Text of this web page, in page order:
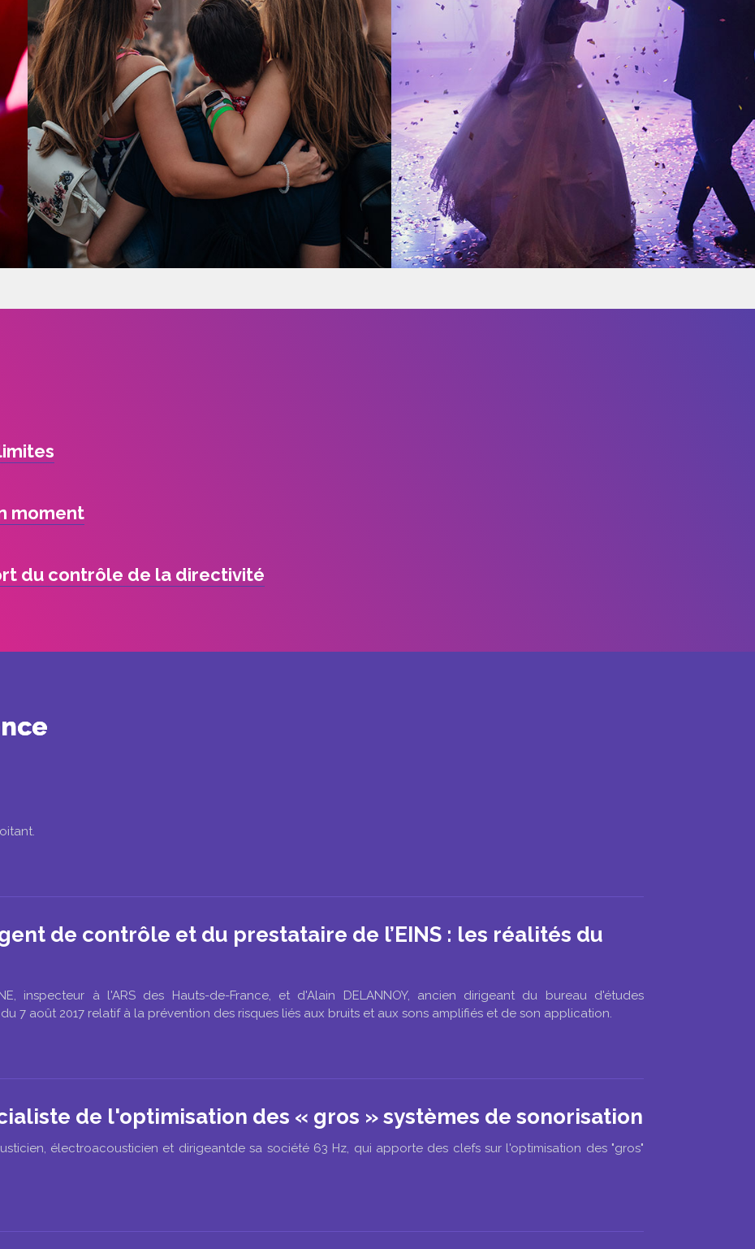
moment
du contrôle de la directivité
de contrôle et du prestataire de l’EINS : les réalités du
inspecteur à l'ARS des Hauts-de-France, et d'Alain DELANNOY, ancien dirigeant du bureau d'études
du 7 août 2017 relatif à la prévention des risques liés aux bruits et aux sons amplifiés et de son application.
de l'optimisation des « gros » systèmes de sonorisation
électroacousticien et dirigeantde sa société 63 Hz, qui apporte des clefs sur l'optimisation des "gros"